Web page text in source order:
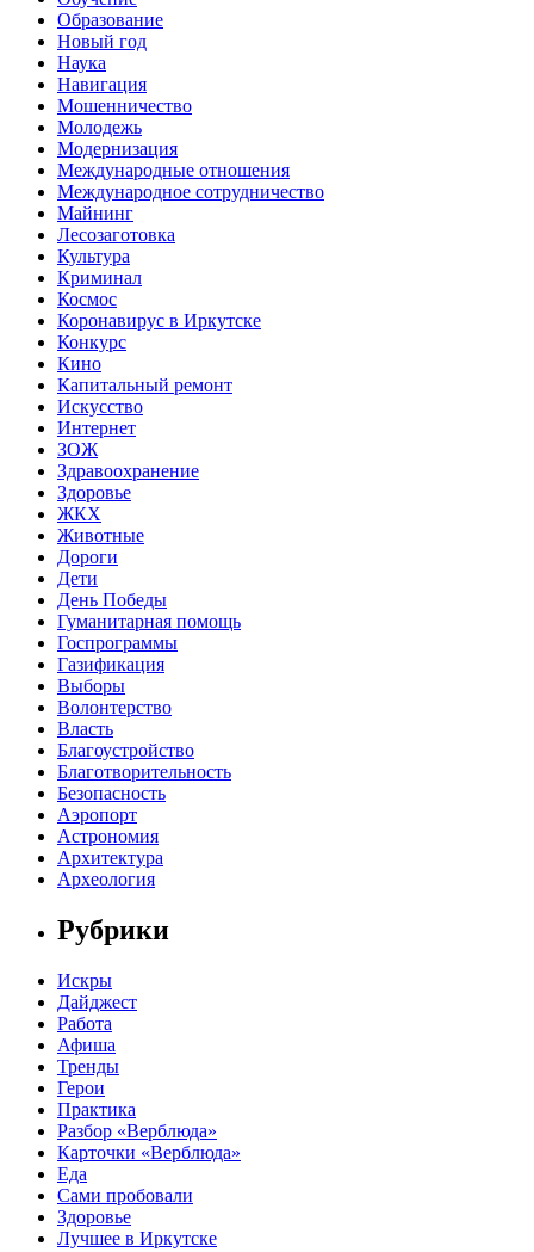
Образование
Новый год
Наука
Навигация
Мошенничество
Молодежь
Модернизация
Международные отношения
Международное сотрудничество
Майнинг
Лесозаготовка
Культура
Криминал
Космос
Коронавирус в Иркутске
Конкурс
Кино
Капитальный ремонт
Искусство
Интернет
ЗОЖ
Здравоохранение
Здоровье
ЖКХ
Животные
Дороги
Дети
День Победы
Гуманитарная помощь
Госпрограммы
Газификация
Выборы
Волонтерство
Власть
Благоустройство
Благотворительность
Безопасность
Аэропорт
Астрономия
Архитектура
Археология
Рубрики
Искры
Дайджест
Работа
Афиша
Тренды
Герои
Практика
Разбор «Верблюда»
Карточки «Верблюда»
Еда
Сами пробовали
Здоровье
Лучшее в Иркутске